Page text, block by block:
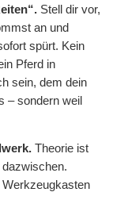
Stell dir vor,
an und
spürt. Kein
Pferd in
sein, dem dein
– sondern weil
Theorie ist